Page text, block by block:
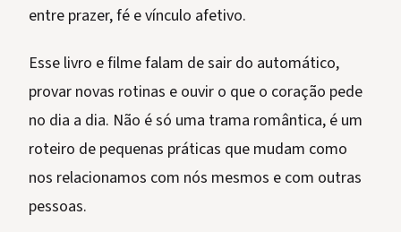
entre prazer, fé e vínculo afetivo.
Esse livro e filme falam de sair do automático,
provar novas rotinas e ouvir o que o coração pede
no dia a dia. Não é só uma trama romântica, é um
roteiro de pequenas práticas que mudam como
nos relacionamos com nós mesmos e com outras
pessoas.